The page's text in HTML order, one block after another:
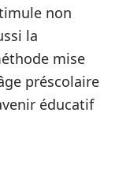
non
la
mise
préscolaire
éducatif